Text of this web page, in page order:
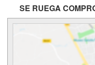
SE RUEGA